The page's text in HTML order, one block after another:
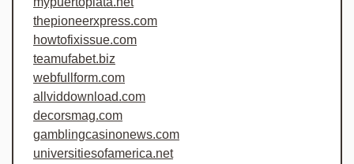
thepioneerxpress.com
howtofixissue.com
teamufabet.biz
webfullform.com
allviddownload.com
decorsmag.com
gamblingcasinonews.com
universitiesofamerica.net